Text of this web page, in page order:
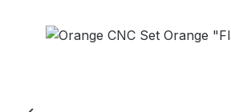
Bildergalerie überspringen